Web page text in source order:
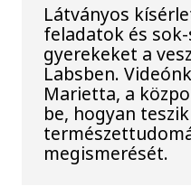
Látványos
feladatok és
gyerekeket a
Labsben.
Marietta, a
be, hogyan
megismerését.